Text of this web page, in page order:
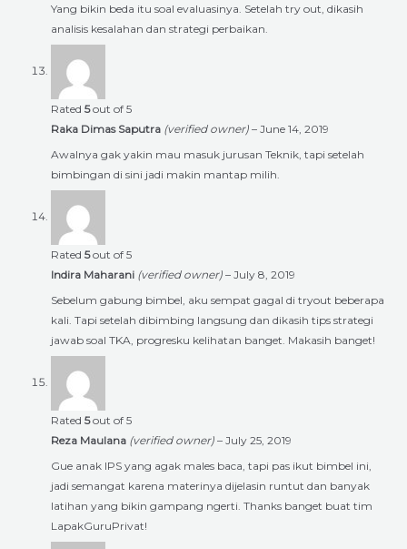
Yang bikin beda itu soal evaluasinya. Setelah try out, dikasih
analisis kesalahan dan strategi perbaikan.
Rated 5out of 5
Raka Dimas Saputra (verified owner) – June 14, 2019
Awalnya gak yakin mau masuk jurusan Teknik, tapi setelah
bimbingan di sini jadi makin mantap milih.
Rated 5out of 5
Indira Maharani (verified owner) – July 8, 2019
Sebelum gabung bimbel, aku sempat gagal di tryout beberapa
kali. Tapi setelah dibimbing langsung dan dikasih tips strategi
jawab soal TKA, progresku kelihatan banget. Makasih banget!
Rated 5out of 5
Reza Maulana (verified owner) – July 25, 2019
Gue anak IPS yang agak males baca, tapi pas ikut bimbel ini,
jadi semangat karena materinya dijelasin runtut dan banyak
latihan yang bikin gampang ngerti. Thanks banget buat tim
LapakGuruPrivat!